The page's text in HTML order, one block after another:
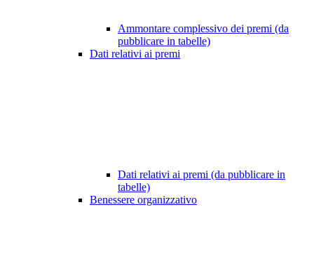
Ammontare complessivo dei premi (da
pubblicare in tabelle)
Dati relativi ai premi
Dati relativi ai premi (da pubblicare in
tabelle)
Benessere organizzativo